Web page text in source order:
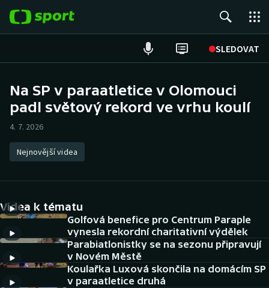
SLEDOVAT
Hokej
Atletika
DALŠÍ SPORTY
Americký fotbal
Baseball a softbal
NEPŘEHLÉDNĚTE
Na SP v paraatletice v Olomouci
padl světový rekord ve vrhu koulí
4. 7. 2026
Nejnovější videa
Videa k tématu
Golfová benefice pro Centrum Paraple
vynesla rekordní charitativní výdělek
Parabiatlonistky se na sezonu připravují
v Novém Městě
Koulařka Luxová skončila na domácím SP
v paraatletice druhá